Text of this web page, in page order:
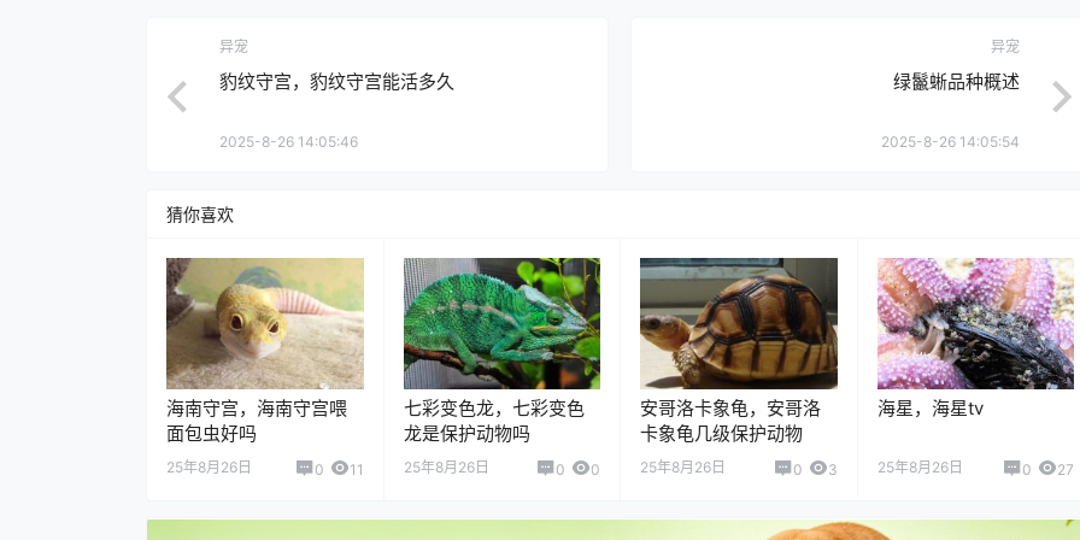
异宠
豹纹守宫，豹纹守宫能活多久
2025-8-26 14:05:46
异宠
绿鬣蜥品种概述
2025-8-26 14:05:54
猜你喜欢
海南守宫，海南守宫喂
面包虫好吗
25年8月26日 0 11
七彩变色龙，七彩变色
龙是保护动物吗
25年8月26日 0 0
安哥洛卡象龟，安哥洛
卡象龟几级保护动物
25年8月26日 0 3
海星，海星tv
25年8月26日 0 27